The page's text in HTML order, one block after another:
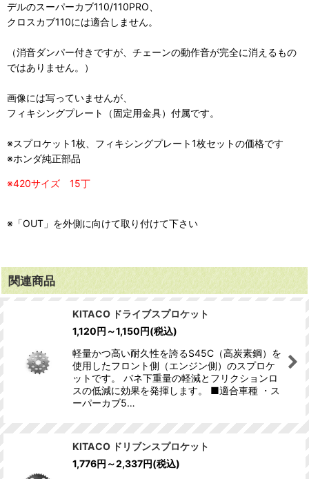
デルのスーパーカブ110/110PRO、
クロスカブ110には適合しません。
（消音ダンパー付きですが、チェーンの動作音が完全に消えるもの
ではありません。）
画像には写っていませんが、
フィキシングプレート（固定用金具）付属です。
※スプロケット1枚、フィキシングプレート1枚セットの価格です
※ホンダ純正部品
※420サイズ 15丁
※「OUT」を外側に向けて取り付けて下さい
関連商品
KITACO ドライブスプロケット
1,120円 ～1,150円(税込)
軽量かつ高い耐久性を誇るS45C（高炭素鋼）を
使用したフロント側（エンジン側）のスプロケ
ットです。 バネ下重量の軽減とフリクションロ
スの低減に効果を発揮します。 ■適合車種 ・ス
ーパーカブ5…
KITACO ドリブンスプロケット
1,776円 ～2,337円(税込)